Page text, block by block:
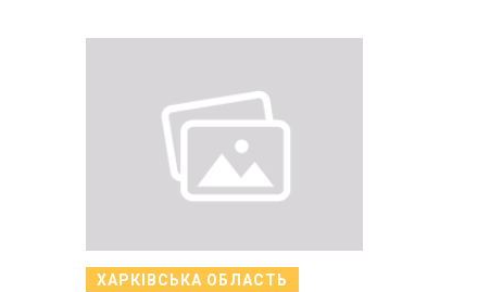
ХАРКІВСЬКА ОБЛАСТЬ